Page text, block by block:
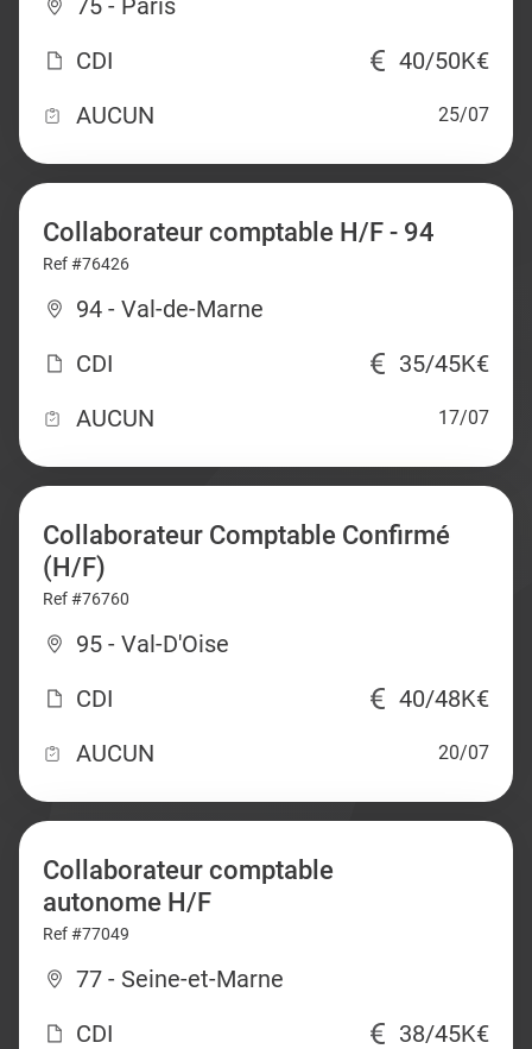
75 - Paris
CDI
40/50K€
AUCUN
25/07
Collaborateur comptable H/F - 94
Ref #76426
94 - Val-de-Marne
CDI
35/45K€
AUCUN
17/07
Collaborateur Comptable Confirmé
(H/F)
Ref #76760
95 - Val-D'Oise
CDI
40/48K€
AUCUN
20/07
Collaborateur comptable
autonome H/F
Ref #77049
77 - Seine-et-Marne
CDI
38/45K€